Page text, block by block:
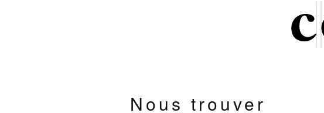
Nous trouver